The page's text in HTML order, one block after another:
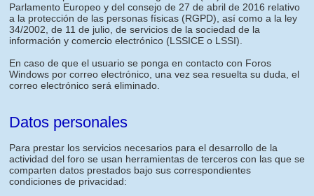
Parlamento Europeo y del consejo de 27 de abril de 2016 relativo
a la protección de las personas físicas (RGPD), así como a la ley
34/2002, de 11 de julio, de servicios de la sociedad de la
información y comercio electrónico (LSSICE o LSSI).
En caso de que el usuario se ponga en contacto con Foros
Windows por correo electrónico, una vez sea resuelta su duda, el
correo electrónico será eliminado.
Datos personales
Para prestar los servicios necesarios para el desarrollo de la
actividad del foro se usan herramientas de terceros con las que se
comparten datos prestados bajo sus correspondientes
condiciones de privacidad: